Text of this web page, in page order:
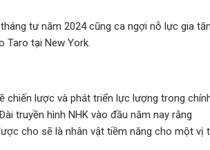
tư năm 2024 cũng ca ngợi nỗ lực gia
Taro tại New York.
chiến lược và phát triển lực lượng trong
truyền hình NHK vào đầu năm nay rằng
cho sẽ là nhân vật tiềm năng cho một vị